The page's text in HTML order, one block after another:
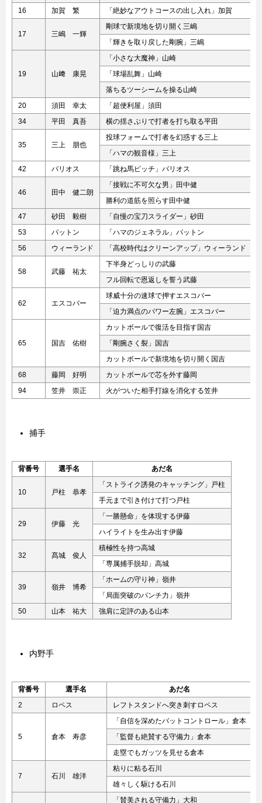
16
加賀 繁 「絶妙なアウトコースの出し入れ」加賀
17 三嶋 一輝
剛球で新境地を切り開く三嶋
「輝きを取り戻した剛腕」三嶋
19 山﨑 康晃
「小さな大魔神」山崎
「球場乱舞」山崎
落ちるツーシームを操る山崎
20
須田 幸太
「超便利屋」須田
34
平田 真吾 横の揺さぶりで打者を打ち取る平田
35 三上 朋也
投球フォームで打者を幻惑する三上
「ハマの観音様」三上
42
バリオス 「跳ね馬ピッチ」バリオス
46 田中 健二朗
「接戦に不可欠な男」田中健
勝利の道筋を照らす田中健
47
砂田 毅樹
「自慢の宝刀スライダー」砂田
53
パットン
「ハマのジェネラル」パットン
56
ウィーランド 「高校時代はクリーンアップ」ウィーランド
58 武藤 祐太
下半身どっしりの武藤
フル回転で恩返しを誓う武藤
62 エスコバー
球威十分の速球で押すエスコバー
「迫力満点のパワー左腕」エスコバー
65 国吉 佑樹
カットボールで復活を目指す国吉
「剛腕さく裂」国吉
カットボールで新境地を切り開く国吉
68
藤岡 好明
カットボールで芯を外す藤岡
94
笠井 崇正 火がついた相手打線を消化する笠井
捕手
背番号 選手名 あだ名
10 戸柱 恭孝
「ストライク誘発のキャッチング」戸柱
手元まで引き付けて打つ戸柱
29 伊藤 光
「一勝懸命」を体現する伊藤
ハイライトを生み出す伊藤
32 髙城 俊人
積極性を持つ高城
「専属捕手脱却」高城
39 嶺井 博希
「ホームの守り神」嶺井
「局面突破のパンチ力」嶺井
50
山本 祐大 強肩に定評のある山本
内野手
背番号 選手名
あだ名
2
ロペス レフトスタンドへ突き刺すロペス
5 倉本 寿彦
「自信を深めたバットコントロール」倉本
「監督も絶賛する守備力」倉本
走塁でもガッツを見せる倉本
7 石川 雄洋
粘りに粘る石川
雄々しく駆ける石川
「賛美される守備力」大和